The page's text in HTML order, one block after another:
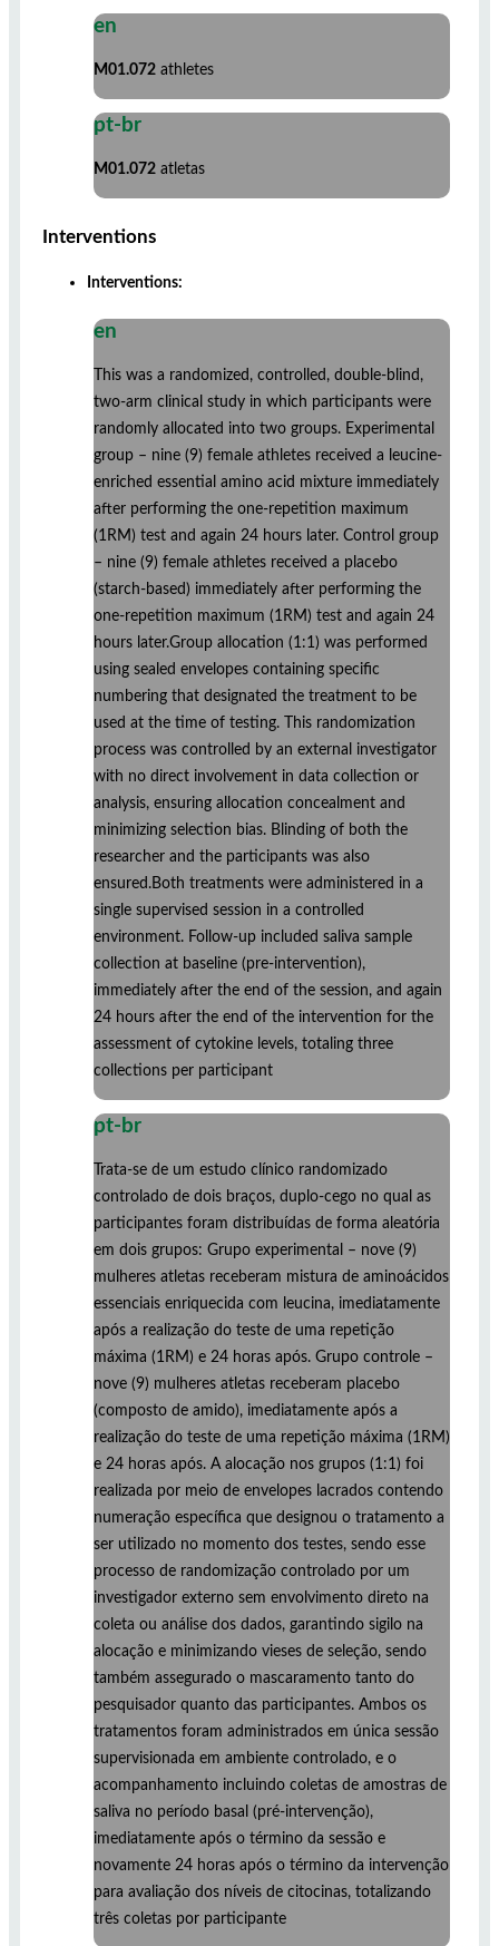
en
M01.072 athletes
pt-br
M01.072 atletas
Interventions
Interventions:
en
This was a randomized, controlled, double-blind,
two-arm clinical study in which participants were
randomly allocated into two groups. Experimental
group – nine (9) female athletes received a leucine-
enriched essential amino acid mixture immediately
after performing the one-repetition maximum
(1RM) test and again 24 hours later. Control group
– nine (9) female athletes received a placebo
(starch-based) immediately after performing the
one-repetition maximum (1RM) test and again 24
hours later.Group allocation (1:1) was performed
using sealed envelopes containing specific
numbering that designated the treatment to be
used at the time of testing. This randomization
process was controlled by an external investigator
with no direct involvement in data collection or
analysis, ensuring allocation concealment and
minimizing selection bias. Blinding of both the
researcher and the participants was also
ensured.Both treatments were administered in a
single supervised session in a controlled
environment. Follow-up included saliva sample
collection at baseline (pre-intervention),
immediately after the end of the session, and again
24 hours after the end of the intervention for the
assessment of cytokine levels, totaling three
collections per participant
pt-br
Trata-se de um estudo clínico randomizado
controlado de dois braços, duplo-cego no qual as
participantes foram distribuídas de forma aleatória
em dois grupos: Grupo experimental – nove (9)
mulheres atletas receberam mistura de aminoácidos
essenciais enriquecida com leucina, imediatamente
após a realização do teste de uma repetição
máxima (1RM) e 24 horas após. Grupo controle –
nove (9) mulheres atletas receberam placebo
(composto de amido), imediatamente após a
realização do teste de uma repetição máxima (1RM)
e 24 horas após. A alocação nos grupos (1:1) foi
realizada por meio de envelopes lacrados contendo
numeração específica que designou o tratamento a
ser utilizado no momento dos testes, sendo esse
processo de randomização controlado por um
investigador externo sem envolvimento direto na
coleta ou análise dos dados, garantindo sigilo na
alocação e minimizando vieses de seleção, sendo
também assegurado o mascaramento tanto do
pesquisador quanto das participantes. Ambos os
tratamentos foram administrados em única sessão
supervisionada em ambiente controlado, e o
acompanhamento incluindo coletas de amostras de
saliva no período basal (pré-intervenção),
imediatamente após o término da sessão e
novamente 24 horas após o término da intervenção
para avaliação dos níveis de citocinas, totalizando
três coletas por participante